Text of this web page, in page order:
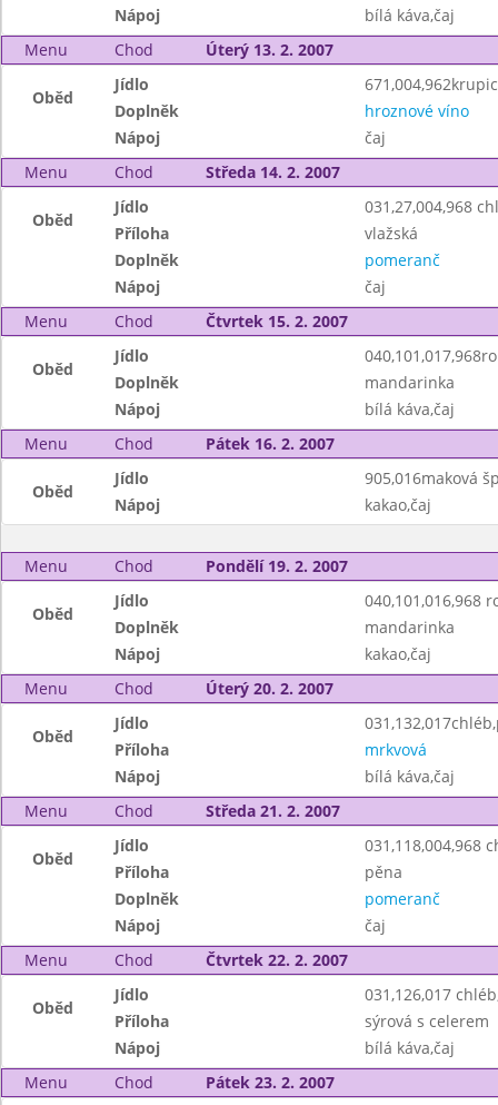
Nápoj
bílá káva,čaj
Menu
Chod Úterý 13. 2. 2007
Oběd
Jídlo
Doplněk
hroznové víno
Nápoj
čaj
Menu
Chod Středa 14. 2. 2007
Oběd
Jídlo
031,27,004,968
Příloha
vlažská
Doplněk
pomeranč
Nápoj
čaj
Menu
Chod Čtvrtek 15. 2. 2007
Oběd
Jídlo
Doplněk
mandarinka
Nápoj
bílá káva,čaj
Menu
Chod Pátek 16. 2. 2007
Oběd
Jídlo
905,016maková
Nápoj
kakao,čaj
Menu Chod Pondělí 19. 2. 2007
Oběd
Jídlo
040,101,016,968
Doplněk
mandarinka
Nápoj
kakao,čaj
Menu
Chod Úterý 20. 2. 2007
Oběd
Jídlo
Příloha
mrkvová
Nápoj
bílá káva,čaj
Menu
Chod Středa 21. 2. 2007
Oběd
Jídlo
031,118,004,968
Příloha
pěna
Doplněk
pomeranč
Nápoj
čaj
Menu
Chod Čtvrtek 22. 2. 2007
Oběd
Jídlo
031,126,017
Příloha
sýrová s celerem
Nápoj
bílá káva,čaj
Menu
Chod Pátek 23. 2. 2007